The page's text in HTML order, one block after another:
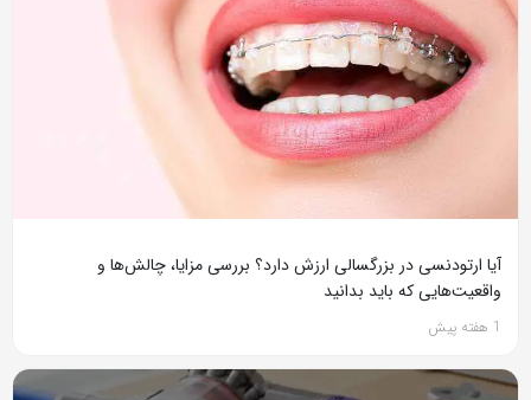
آیا ارتودنسی در بزرگسالی ارزش دارد؟ بررسی مزایا، چالش‌ها و
واقعیت‌هایی که باید بدانید
1 هفته پیش